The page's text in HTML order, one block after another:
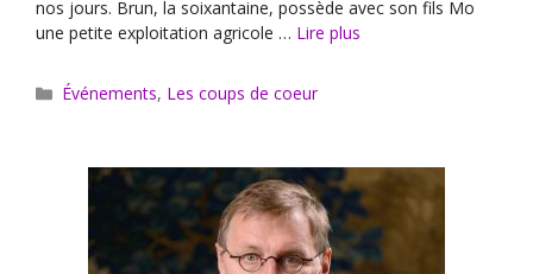
nos jours. Brun, la soixantaine, possède avec son fils Mo
une petite exploitation agricole … Lire plus
Catégories
Événements, Les coups de coeur